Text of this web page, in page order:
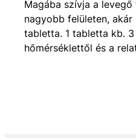
Magába szívja a
nagyobb felületen,
tabletta. 1 tabletta kb.
hőmérséklettől és a